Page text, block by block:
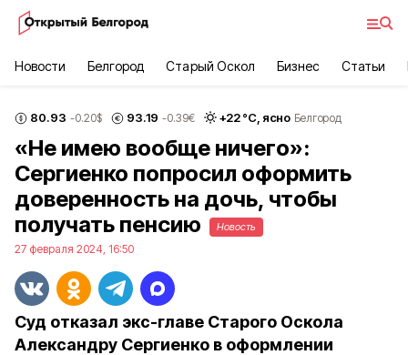
Новости Белгород Старый Оскол Бизнес Статьи
80.93 -0.20$ 93.19 -0.39€ +22°С, ясно Белгород
«Не имею вообще ничего»:
Сергиенко попросил оформить
доверенность на дочь, чтобы
получать пенсию
Новость
27 февраля 2024, 16:50
Суд отказал экс-главе Старого Оскола
Александру Сергиенко в оформлении